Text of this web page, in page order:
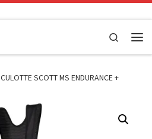
Search
CULOTTE SCOTT MS ENDURANCE +